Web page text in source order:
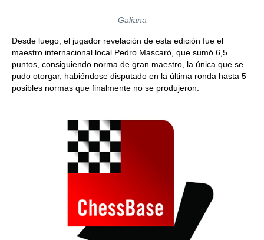
Galiana
Desde luego, el jugador revelación de esta edición fue el
maestro internacional local Pedro Mascaró, que sumó 6,5
puntos, consiguiendo norma de gran maestro, la única que se
pudo otorgar, habiéndose disputado en la última ronda hasta 5
posibles normas que finalmente no se produjeron.